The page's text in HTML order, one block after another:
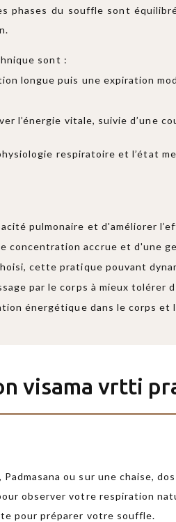
phases du souffle sont
sont :
longue puis une expiration
l’énergie vitale, suivie d’une
respiratoire et l’état
pulmonaire et d'améliorer
concentration accrue et d'une
cette pratique pouvant
par le corps à mieux tolérer
énergétique dans le corps et
visama vrtti
ou sur une chaise,
observer votre respiration
pour préparer votre souffle.